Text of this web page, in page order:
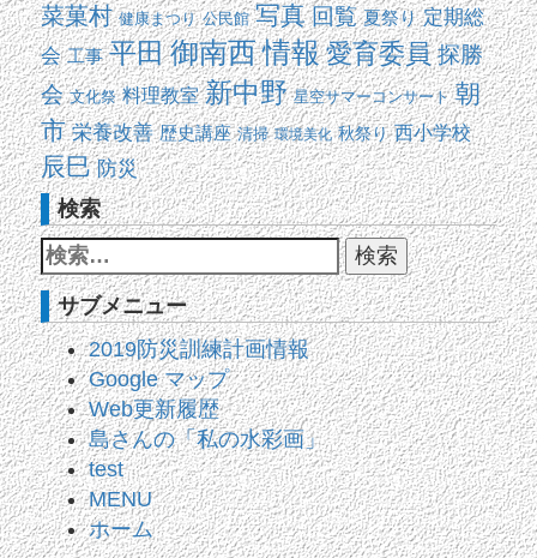
菜菓村 健康まつり 公民館 写真 回覧 夏祭り 定期総
会 工事 平田御南西情報 愛育委員 探勝
会 文化祭 料理教室 新中野 星空サマーコンサート 朝
市 栄養改善 歴史講座 清掃 環境美化 秋祭り 西小学校
辰巳 防災
検索
サブメニュー
2019防災訓練計画情報
Google マップ
Web更新履歴
島さんの「私の水彩画」
test
MENU
ホーム